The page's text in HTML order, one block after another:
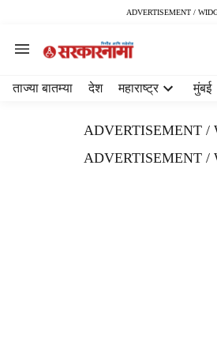
ADVERTISEMENT /
ताज्या बातम्या देश महाराष्ट्र मुंबई
ADVERTISEMENT /
ADVERTISEMENT /